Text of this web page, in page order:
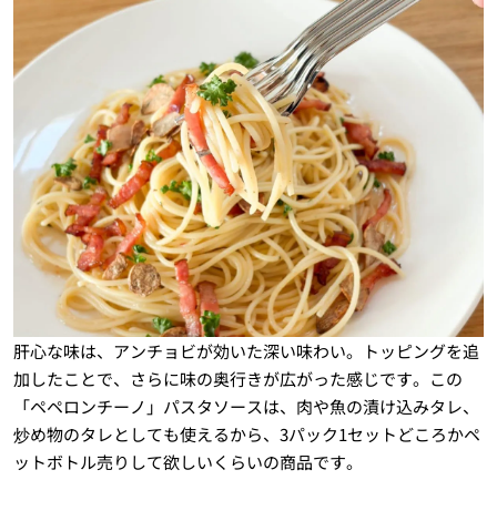
肝心な味は、アンチョビが効いた深い味わい。トッピングを追
加したことで、さらに味の奥行きが広がった感じです。この
「ペペロンチーノ」パスタソースは、肉や魚の漬け込みタレ、
炒め物のタレとしても使えるから、3パック1セットどころかペ
ットボトル売りして欲しいくらいの商品です。